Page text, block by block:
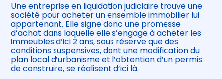
Une entreprise en liquidation judiciaire trouve une
société pour acheter un ensemble immobilier lui
appartenant. Elle signe donc une promesse
d’achat dans laquelle elle s’engage à acheter les
immeubles d’ici 2 ans, sous réserve que des
conditions suspensives, dont une modification du
plan local d’urbanisme et l’obtention d’un permis
de construire, se réalisent d’ici là.